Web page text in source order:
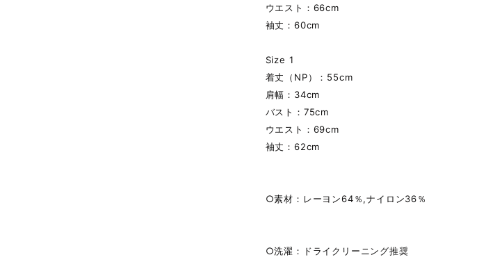
ウエスト：66cm
袖丈：60cm
Size 1
着丈（NP）：55cm
肩幅：34cm
バスト：75cm
ウエスト：69cm
袖丈：62cm
○素材：レーヨン64％,ナイロン36％
○洗濯：ドライクリーニング推奨